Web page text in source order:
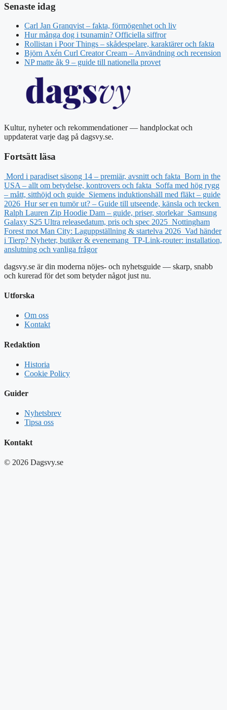
Senaste idag
Carl Jan Granqvist – fakta, förmögenhet och liv
Hur många dog i tsunamin? Officiella siffror
Rollistan i Poor Things – skådespelare, karaktärer och fakta
Björn Axén Curl Creator Cream – Användning och recension
NP matte åk 9 – guide till nationella provet
Kultur, nyheter och rekommendationer — handplockat och
uppdaterat varje dag på dagsvy.se.
Fortsätt läsa
Mord i paradiset säsong 14 – premiär, avsnitt och fakta Born in the
USA – allt om betydelse, kontrovers och fakta Soffa med hög rygg
– mått, sitthöjd och guide Siemens induktionshäll med fläkt – guide
2026 Hur ser en tumör ut? – Guide till utseende, känsla och tecken
Ralph Lauren Zip Hoodie Dam – guide, priser, storlekar Samsung
Galaxy S25 Ultra releasedatum, pris och spec 2025 Nottingham
Forest mot Man City: Laguppställning & startelva 2026 Vad händer
i Tierp? Nyheter, butiker & evenemang TP-Link-router: installation,
anslutning och vanliga frågor
dagsvy.se är din moderna nöjes- och nyhetsguide — skarp, snabb
och kurerad för det som betyder något just nu.
Utforska
Om oss
Kontakt
Redaktion
Historia
Cookie Policy
Guider
Nyhetsbrev
Tipsa oss
Kontakt
© 2026 Dagsvy.se